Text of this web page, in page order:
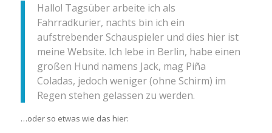
Hallo! Tagsüber arbeite ich als
Fahrradkurier, nachts bin ich ein
aufstrebender Schauspieler und dies hier ist
meine Website. Ich lebe in Berlin, habe einen
großen Hund namens Jack, mag Piña
Coladas, jedoch weniger (ohne Schirm) im
Regen stehen gelassen zu werden.
…oder so etwas wie das hier: